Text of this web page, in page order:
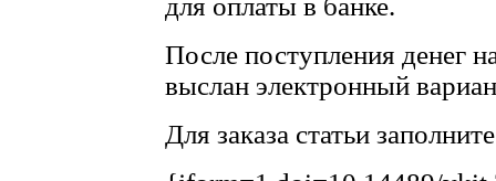
для оплаты в банке.
После поступления денег
выслан электронный
Для заказа статьи